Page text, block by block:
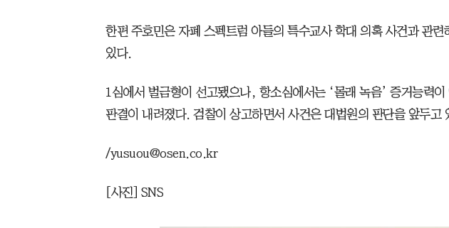
한편 주호민은 자폐 스펙트럼 아들의 특수교사 학대 의혹 사건과 관련
있다.
1심에서 벌금형이 선고됐으나, 항소심에서는 ‘몰래 녹음’ 증거능력이
판결이 내려졌다. 검찰이 상고하면서 사건은 대법원의 판단을 앞두고
/yusuou@osen.co.kr
[사진] SNS